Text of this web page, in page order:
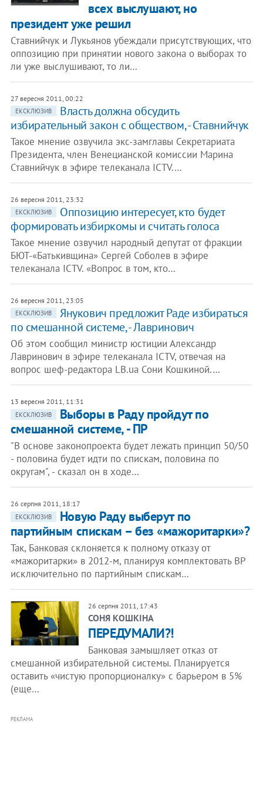
всех выслушают, но
президент уже решил
Ставнийчук и Лукьянов убеждали присутствующих, что
оппозицию при принятии нового закона о выборах то
ли уже выслушивают, то ли…
27 вересня 2011, 00:22
ЕКСКЛЮЗИВ
Власть должна обсудить
избирательный закон с обществом, - Ставнийчук
Такое мнение озвучила экс-замглавы Секретариата
Президента, член Венецианской комиссии Марина
Ставнийчук в эфире телеканала ICTV.…
26 вересня 2011, 23:32
ЕКСКЛЮЗИВ
Оппозицию интересует, кто будет
формировать избиркомы и считать голоса
Такое мнение озвучил народный депутат от фракции
БЮТ-«Батькивщина» Сергей Соболев в эфире
телеканала ICTV. «Вопрос в том, кто…
26 вересня 2011, 23:05
ЕКСКЛЮЗИВ
Янукович предложит Раде избираться
по смешанной системе, - Лавринович
Об этом сообщил министр юстиции Александр
Лавринович в эфире телеканала ICTV, отвечая на
вопрос шеф-редактора LB.ua Сони Кошкиной.…
13 вересня 2011, 11:31
ЕКСКЛЮЗИВ
Выборы в Раду пройдут по
смешанной системе, - ПР
"В основе законопроекта будет лежать принцип 50/50
- половина будет идти по спискам, половина по
округам", - сказал он в ходе…
26 серпня 2011, 18:17
ЕКСКЛЮЗИВ
Новую Раду выберут по
партийным спискам – без «мажоритарки»?
Так, Банковая склоняется к полному отказу от
«мажоритарки» в 2012-м, планируя комплектовать ВР
исключительно по партийным спискам…
26 серпня 2011, 17:43
СОНЯ КОШКІНА
ПЕРЕДУМАЛИ?!
Банковая замышляет отказ от
смешанной избирательной системы. Планируется
оставить «чистую пропорционалку» с барьером в 5%
(еще…
РЕКЛАМА